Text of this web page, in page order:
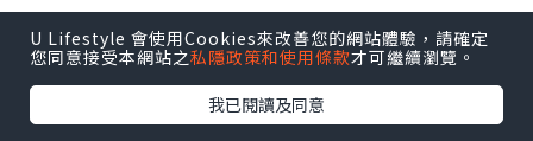
U Lifestyle 會使用Cookies來改善您的網站體驗，請確定
您同意接受本網站之私隱政策和使用條款才可繼續瀏覽。
我已閱讀及同意